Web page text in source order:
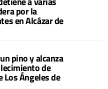
por la
en Alcázar de
pino y alcanza
de
Los Ángeles de